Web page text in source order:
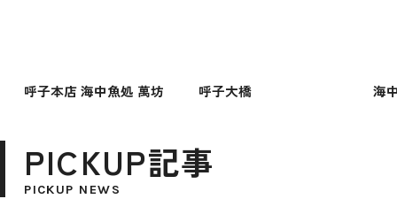
呼子本店 海中魚処 萬坊 呼子大橋 海
PICKUP記事
PICKUP NEWS